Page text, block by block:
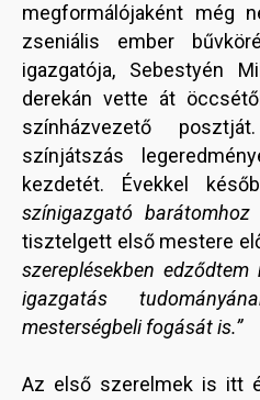
megformálójaként még
zseniális ember
igazgatója, Sebestyén
derekán vette át
színházvezető
színjátszás
kezdetét. Évekkel
színigazgató barátomhoz
tisztelgett első mestere
szereplésekben
igazgatás
mesterségbeli fogását is.”
Az első szerelmek is itt